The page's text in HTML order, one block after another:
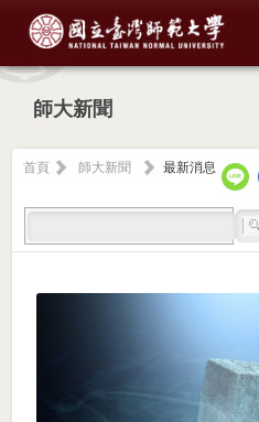
師大新聞
首頁 師大新聞
最新消息